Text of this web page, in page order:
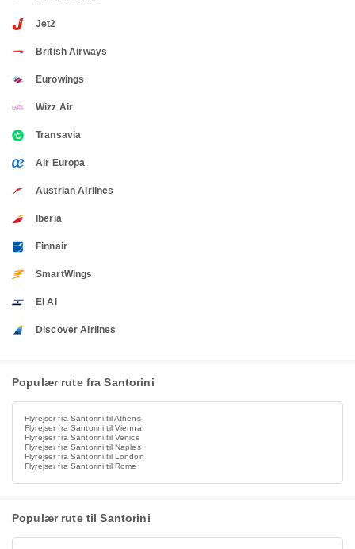
Jet2
British Airways
Eurowings
Wizz Air
Transavia
Air Europa
Austrian Airlines
Iberia
Finnair
SmartWings
El Al
Discover Airlines
Populær rute fra Santorini
Flyrejser fra Santorini til Athens
Flyrejser fra Santorini til Vienna
Flyrejser fra Santorini til Venice
Flyrejser fra Santorini til Naples
Flyrejser fra Santorini til London
Flyrejser fra Santorini til Rome
Populær rute til Santorini